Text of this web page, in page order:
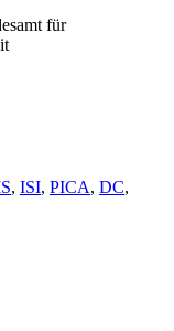
für
, ISI, PICA, DC,